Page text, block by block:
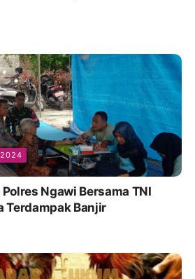
2024
Ngawi Bersama TNI
Terdampak Banjir